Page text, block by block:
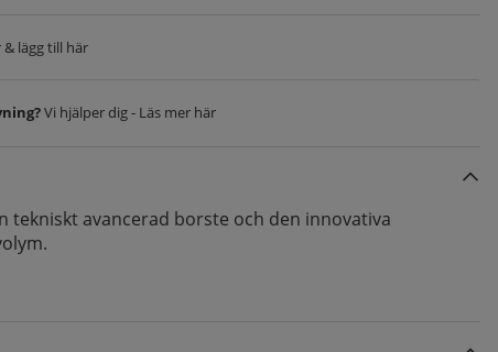
& lägg till här
Vi hjälper dig - Läs mer här
tekniskt avancerad borste och den innovativa